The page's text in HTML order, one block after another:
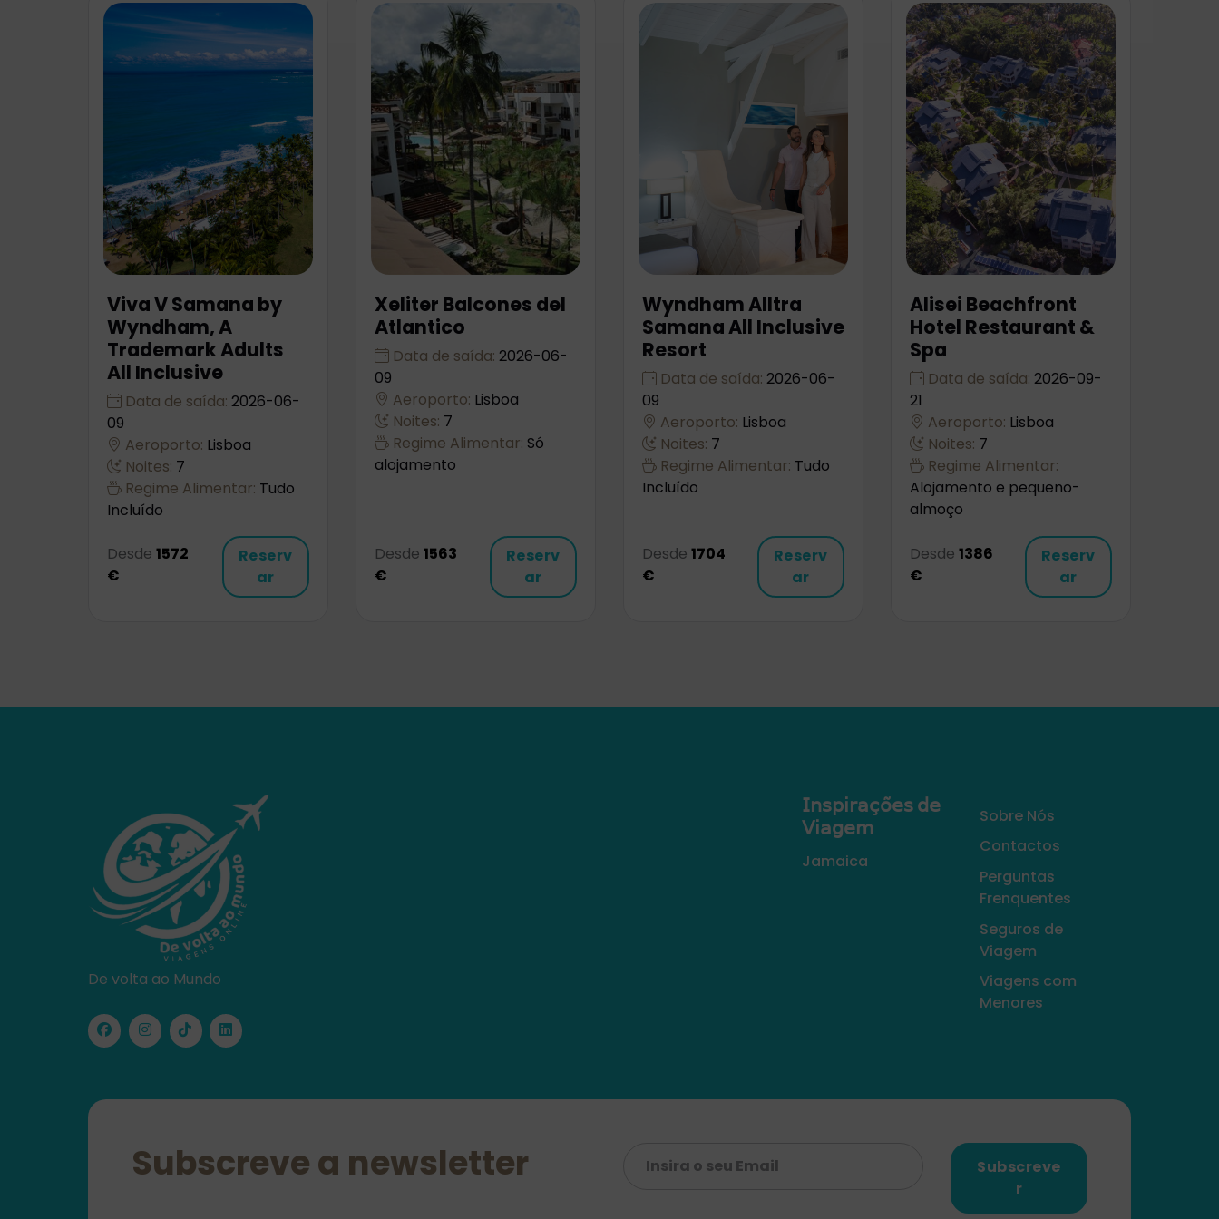
Viva V Samana by
Wyndham, A
Trademark Adults
All Inclusive
Data de saída: 2026-06-
09
Aeroporto: Lisboa
Noites: 7
Regime Alimentar: Tudo
Incluído
Desde 1572
€
Reserv
ar
Xeliter Balcones del
Atlantico
Data de saída: 2026-06-
09
Aeroporto: Lisboa
Noites: 7
Regime Alimentar: Só
alojamento
Desde 1563
€
Reserv
ar
Wyndham Alltra
Samana All Inclusive
Resort
Data de saída: 2026-06-
09
Aeroporto: Lisboa
Noites: 7
Regime Alimentar: Tudo
Incluído
Desde 1704
€
Reserv
ar
Alisei Beachfront
Hotel Restaurant &
Spa
Data de saída: 2026-09-
21
Aeroporto: Lisboa
Noites: 7
Regime Alimentar:
Alojamento e pequeno-
almoço
Desde 1386
€
Reserv
ar
De volta ao Mundo
𝖨𝗇𝗌𝗉𝗂𝗋𝖺𝖼̧𝗈̃𝖾𝗌 𝖽𝖾
𝖵𝗂𝖺𝗀𝖾𝗆
Jamaica
Sobre Nós
Contactos
Perguntas
Frenquentes
Seguros de
Viagem
Viagens com
Menores
Subscreve a newsletter
Subscreve
r